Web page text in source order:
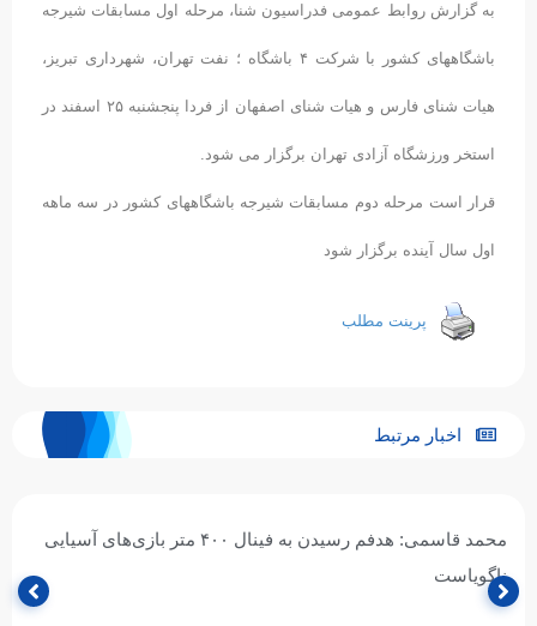
به گزارش روابط عمومی فدراسیون شنا، مرحله اول مسابقات شیرجه
باشگاههای کشور با شرکت ۴ باشگاه ؛ نفت تهران، شهرداری تبریز،
هیات شنای فارس و هیات شنای اصفهان از فردا پنجشنبه ٢۵ اسفند در
استخر ورزشگاه آزادی تهران برگزار می شود.
قرار است مرحله دوم مسابقات شیرجه باشگاههای کشور در سه ماهه
اول سال آینده برگزار شود
پرینت مطلب
اخبار مرتبط
محمد قاسمی: هدفم رسیدن به فینال ۴۰۰ متر بازی‌های آسیایی
ناگویاست